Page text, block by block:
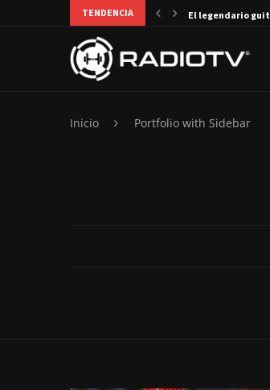
TENDENCIA El legendario
Inicio Portfolio with Sidebar